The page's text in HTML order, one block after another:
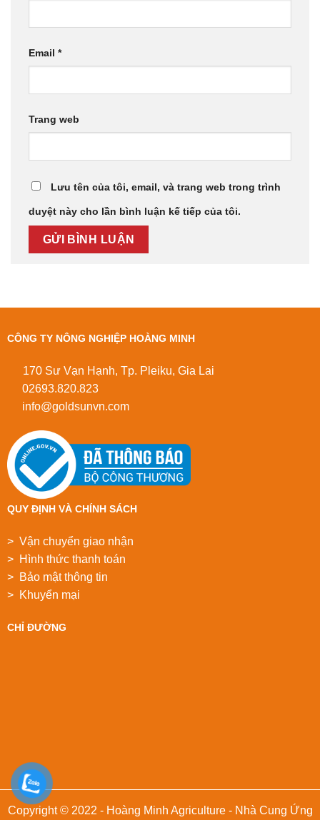
Email *
Trang web
Lưu tên của tôi, email, và trang web trong trình
duyệt này cho lần bình luận kế tiếp của tôi.
CÔNG TY NÔNG NGHIỆP HOÀNG MINH
170 Sư Vạn Hạnh, Tp. Pleiku, Gia Lai
02693.820.823
info@goldsunvn.com
QUY ĐỊNH VÀ CHÍNH SÁCH
> Vận chuyển giao nhận
> Hình thức thanh toán
> Bảo mật thông tin
> Khuyển mại
CHỈ ĐƯỜNG
Copyright © 2022 - Hoàng Minh Agriculture - Nhà Cung Ứng